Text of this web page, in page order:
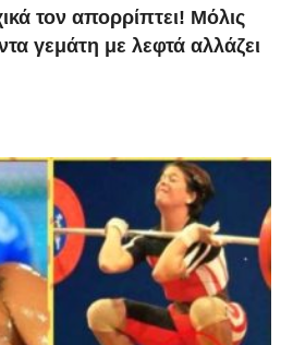
τον απορρίπτει! Μόλις
γεμάτη με λεφτά αλλάζει